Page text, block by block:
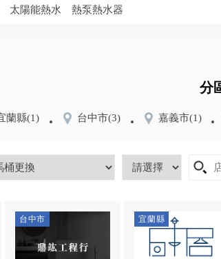
太陽能熱水 熱泵熱水器
分
蘭縣(1) 台中市(3) 嘉義市(1)
台中市 宜蘭縣